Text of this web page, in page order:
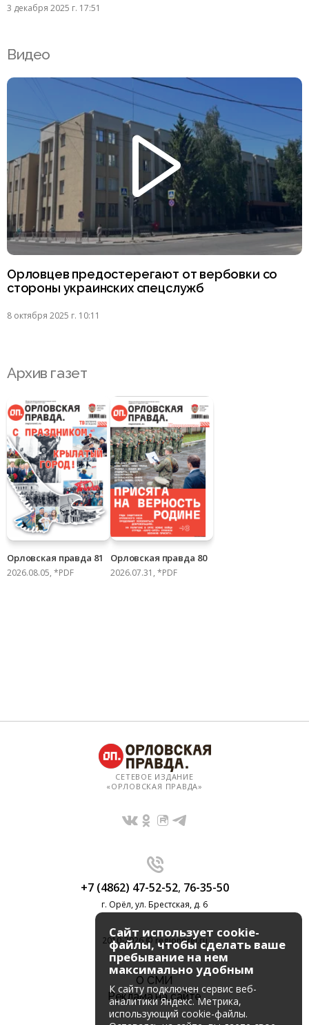
3 декабря 2025 г. 17:51
Видео
Орловцев предостерегают от вербовки со
стороны украинских спецслужб
8 октября 2025 г. 10:11
Архив газет
Орловская правда 81
2026.08.05, *PDF
Орловская правда 80
2026.07.31, *PDF
СЕТЕВОЕ ИЗДАНИЕ
«ОРЛОВСКАЯ ПРАВДА»
+7 (4862) 47-52-52, 76-35-50
г. Орёл, ул. Брестская, д. 6
2010-2026 © regionorel.ru
О СМИ
Реклама на сайте
Сайт использует cookie-
файлы, чтобы сделать ваше
пребывание на нем
максимально удобным
К cайту подключен сервис веб-
аналитики Яндекс. Метрика,
использующий cookie-файлы.